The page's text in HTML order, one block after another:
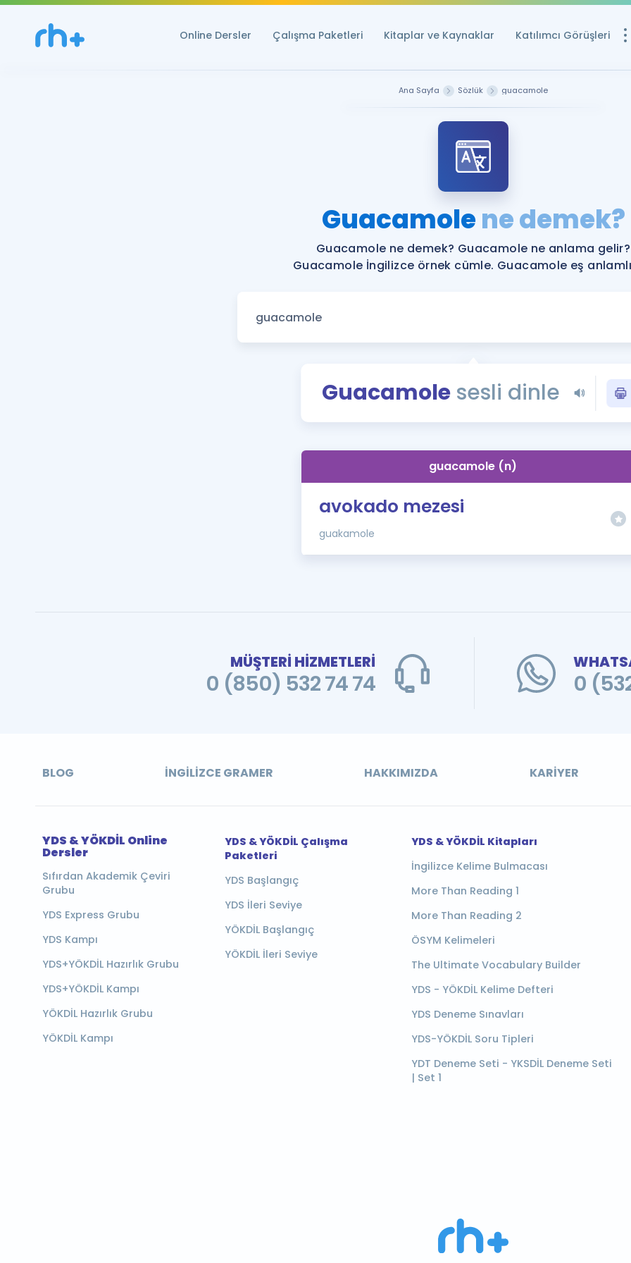
Online Dersler Çalışma Paketleri Kitaplar ve Kaynaklar Katılımcı Görüşleri
Ücretsiz
YDS ve YÖKDİL
YDS ve
Tüm ÖSYM
YDS - YÖKDİL
İngilizce
Ana Sayfa Sözlük guacamole
Guacamolene demek?
Guacamole ne demek? Guacamole ne anlama gelir?
Guacamole İngilizce örnek cümle. Guacamole eş
Guacamole sesli dinle
guacamole (n)
avokado mezesi
guakamole
MÜŞTERİ HİZMETLERİ
0 (850) 532 74 74 0
BLOG İNGILIZCE GRAMER HAKKIMIZDA KARIYER
YDS & YÖKDİL Online
Dersler
Sıfırdan Akademik Çeviri
Grubu
YDS Express Grubu
YDS Kampı
YDS+YÖKDİL Hazırlık Grubu
YDS+YÖKDİL Kampı
YÖKDİL Hazırlık Grubu
YÖKDİL Kampı
YDS & YÖKDİL Çalışma
Paketleri
YDS Başlangıç
YDS İleri Seviye
YÖKDİL Başlangıç
YÖKDİL İleri Seviye
YDS & YÖKDİL Kitapları
İngilizce Kelime Bulmacası
More Than Reading 1
More Than Reading 2
ÖSYM Kelimeleri
The Ultimate Vocabulary Builder
YDS - YÖKDİL Kelime Defteri
YDS Deneme Sınavları
YDS-YÖKDİL Soru Tipleri
YDT Deneme Seti - YKSDİL Deneme Seti
| Set 1